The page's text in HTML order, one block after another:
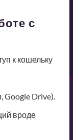
с
к кошельку
Google Drive).
вроде